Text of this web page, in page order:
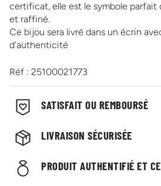
certificat, elle est le symbole parfait
et raffiné.
Ce bijou sera livré dans un écrin
d'authenticité
Réf : 25100021773
SATISFAIT OU REMBOURSÉ
LIVRAISON SÉCURISÉE
PRODUIT AUTHENTIFIÉ ET